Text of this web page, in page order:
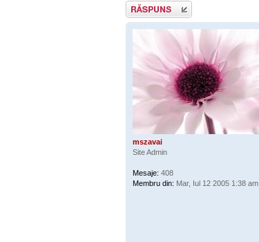
Răspunde
mszavai
Site Admin
Mesaje: 408
Membru din: Mar, Iul 12 2005 1:38 am